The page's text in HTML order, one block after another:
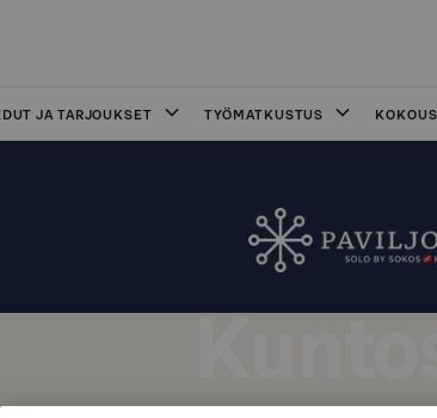
JA TARJOUKSET TYÖMATKUSTUS